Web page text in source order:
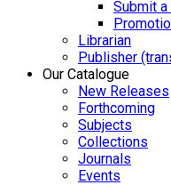
Submit
Librarian
Publisher
Our Catalogue
New Releases
Forthcoming
Subjects
Collections
Journals
Events